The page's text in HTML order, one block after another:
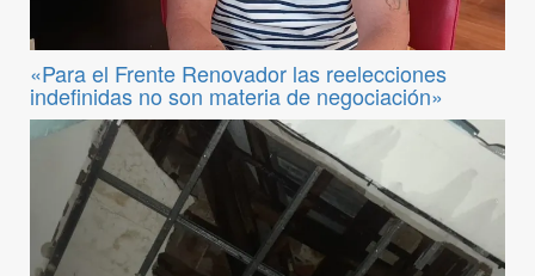
«Para el Frente Renovador las reelecciones
indefinidas no son materia de negociación»